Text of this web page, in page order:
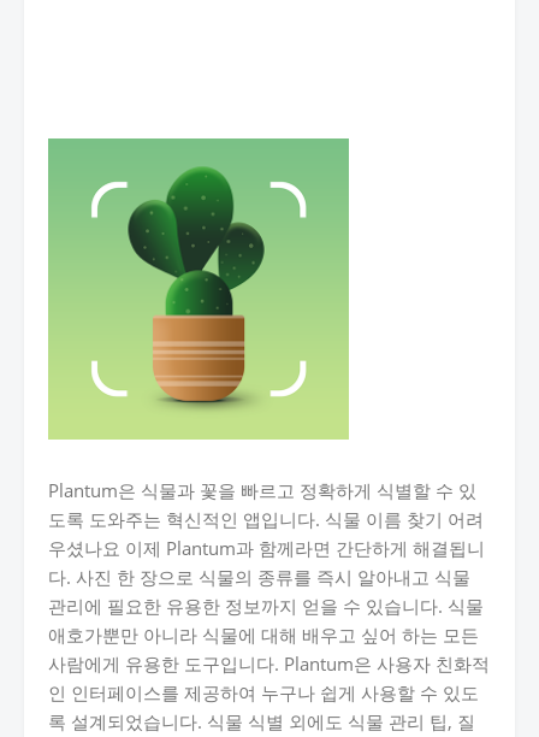
Plantum은 식물과 꽃을 빠르고 정확하게 식별할 수 있
도록 도와주는 혁신적인 앱입니다. 식물 이름 찾기 어려
우셨나요 이제 Plantum과 함께라면 간단하게 해결됩니
다. 사진 한 장으로 식물의 종류를 즉시 알아내고 식물
관리에 필요한 유용한 정보까지 얻을 수 있습니다. 식물
애호가뿐만 아니라 식물에 대해 배우고 싶어 하는 모든
사람에게 유용한 도구입니다. Plantum은 사용자 친화적
인 인터페이스를 제공하여 누구나 쉽게 사용할 수 있도
록 설계되었습니다. 식물 식별 외에도 식물 관리 팁, 질